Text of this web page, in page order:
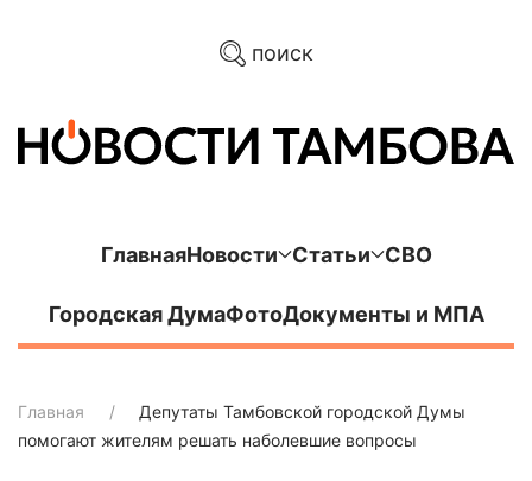
поиск
ГлавнаяНовости Статьи СВО
Городская ДумаФотоДокументы и МПА
Главная
Депутаты Тамбовской городской Думы
помогают жителям решать наболевшие вопросы